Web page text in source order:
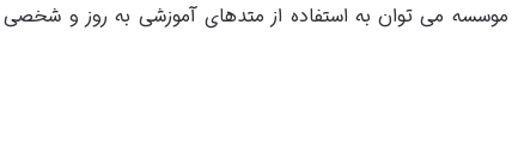
می توان به استفاده از متدهای آموزشی به روز و